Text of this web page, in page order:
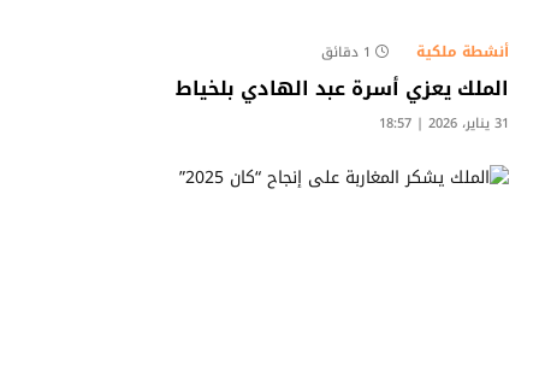
أنشطة ملكية 1 دقائق
الملك يعزي أسرة عبد الهادي بلخياط
31 يناير، 2026 | 18:57